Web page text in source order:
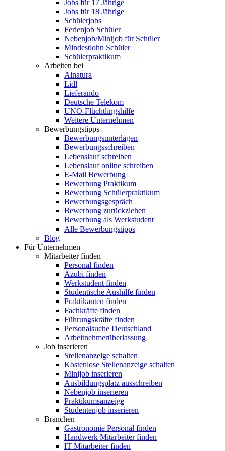
Jobs für 17 Jährige
Jobs für 18 Jährige
Schülerjobs
Ferienjob Schüler
Nebenjob/Minijob für Schüler
Mindestlohn Schüler
Schülerpraktikum
Arbeiten bei
Alnatura
Lidl
Lieferando
Deutsche Telekom
UNO-Flüchtlingshilfe
Weitere Unternehmen
Bewerbungstipps
Bewerbungsunterlagen
Bewerbungsschreiben
Lebenslauf schreiben
Lebenslauf online schreiben
E-Mail Bewerbung
Bewerbung Praktikum
Bewerbung Schülerpraktikum
Bewerbungsgespräch
Bewerbung zurückziehen
Bewerbung als Werkstudent
Alle Bewerbungstipps
Blog
Für Unternehmen
Mitarbeiter finden
Personal finden
Azubi finden
Werkstudent finden
Studentische Aushilfe finden
Praktikanten finden
Fachkräfte finden
Führungskräfte finden
Personalsuche Deutschland
Arbeitnehmerüberlassung
Job inserieren
Stellenanzeige schalten
Kostenlose Stellenanzeige schalten
Minijob inserieren
Ausbildungsplatz ausschreiben
Nebenjob inserieren
Praktikumsanzeige
Studentenjob inserieren
Branchen
Gastronomie Personal finden
Handwerk Mitarbeiter finden
IT Mitarbeiter finden